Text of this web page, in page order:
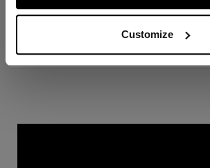
Customize
ÉVALUATIONS